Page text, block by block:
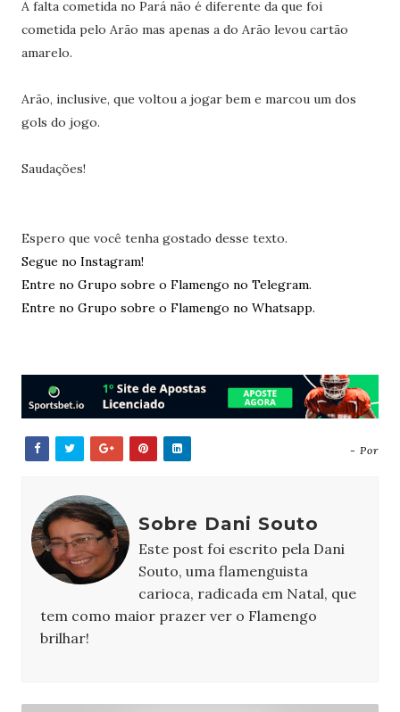
A falta cometida no Pará não é diferente da que foi
cometida pelo Arão mas apenas a do Arão levou cartão
amarelo.
Arão, inclusive, que voltou a jogar bem e marcou um dos
gols do jogo.
Saudações!
Espero que você tenha gostado desse texto.
Segue no Instagram!
Entre no Grupo sobre o Flamengo no Telegram.
Entre no Grupo sobre o Flamengo no Whatsapp.
- Por
Sobre Dani Souto
Este post foi escrito pela Dani
Souto, uma flamenguista
carioca, radicada em Natal, que
tem como maior prazer ver o Flamengo
brilhar!